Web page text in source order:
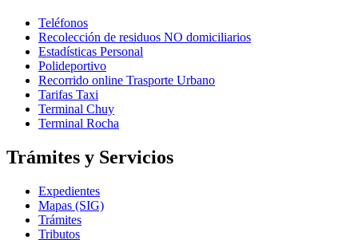
Teléfonos
Recolección de residuos NO domiciliarios
Estadísticas Personal
Polideportivo
Recorrido online Trasporte Urbano
Tarifas Taxi
Terminal Chuy
Terminal Rocha
Trámites y Servicios
Expedientes
Mapas (SIG)
Trámites
Tributos